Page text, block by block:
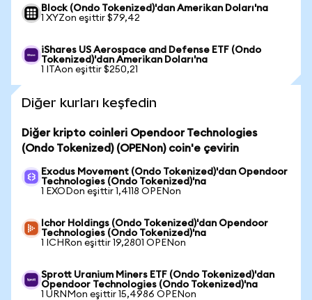
Block (Ondo Tokenized)'dan Amerikan Doları'na
1 XYZon eşittir $79,42
iShares US Aerospace and Defense ETF (Ondo
Tokenized)'dan Amerikan Doları'na
1 ITAon eşittir $250,21
Diğer kurları keşfedin
Diğer kripto coinleri Opendoor Technologies
(Ondo Tokenized) (OPENon) coin'e çevirin
Exodus Movement (Ondo Tokenized)'dan Opendoor
Technologies (Ondo Tokenized)'na
1 EXODon eşittir 1,4118 OPENon
Ichor Holdings (Ondo Tokenized)'dan Opendoor
Technologies (Ondo Tokenized)'na
1 ICHRon eşittir 19,2801 OPENon
Sprott Uranium Miners ETF (Ondo Tokenized)'dan
Opendoor Technologies (Ondo Tokenized)'na
1 URNMon eşittir 15,4986 OPENon